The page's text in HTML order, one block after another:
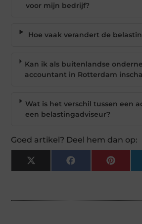
voor mijn bedrijf?
Hoe vaak verandert de
Kan ik als buitenlandse
accountant in Rotterdam
Wat is het verschil tussen een
een belastingadviseur?
Goed artikel? Deel hem dan op:
X
(Twitter)
Facebook